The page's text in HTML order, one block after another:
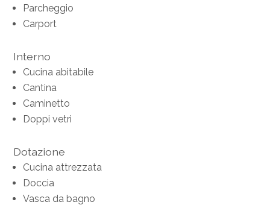
Parcheggio
Carport
Interno
Cucina abitabile
Cantina
Caminetto
Doppi vetri
Dotazione
Cucina attrezzata
Doccia
Vasca da bagno